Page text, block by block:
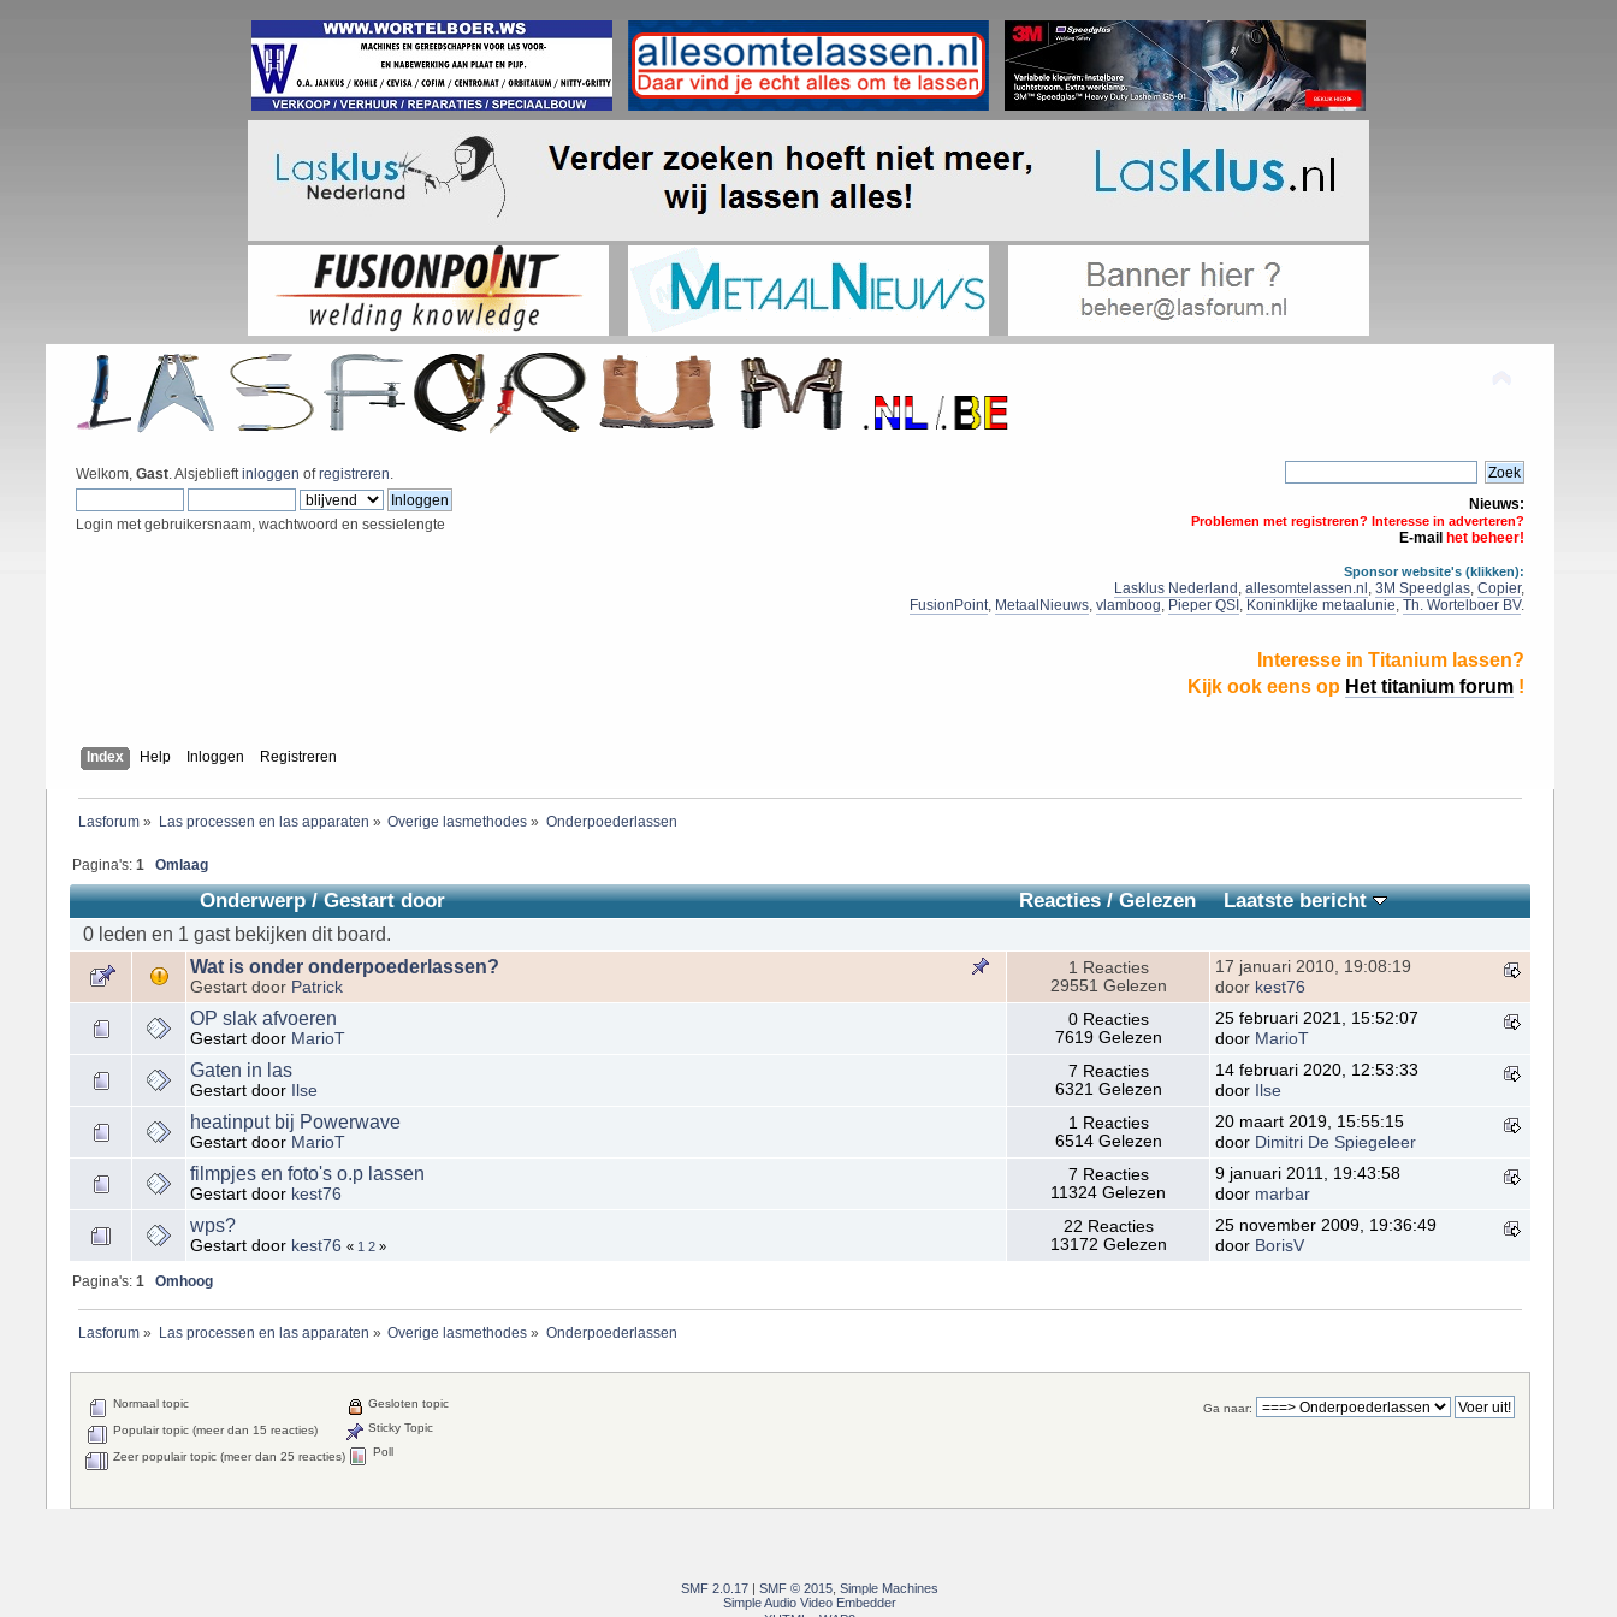
Welkom, Gast. Alsjeblieftinloggen ofregistreren.
Login met gebruikersnaam, wachtwoord en sessielengte
Nieuws:
Problemen met registreren? Interesse in adverteren?
E-mail het beheer!
Sponsor website's (klikken):
Lasklus Nederland , allesomtelassen.nl , 3M Speedglas, Copier,
FusionPoint, MetaalNieuws, vlamboog, Pieper QSI , Koninklijke metaalunie, Th. Wortelboer BV.
Interesse in Titanium lassen?
Kijk ook eens op Het titanium forum !
Index Help Inloggen Registreren
Lasforum» Las processen en las apparaten » Overige lasmethodes » Onderpoederlassen
Pagina's:1 Omlaag
Onderwerp/Gestart door Reacties/Gelezen Laatste bericht
0 leden en 1 gast bekijken dit board.
Wat is onder onderpoederlassen?
Gestart door Patrick
1 Reacties
29551 Gelezen
17 januari 2010, 19:08:19
door kest76
OP slak afvoeren
Gestart door MarioT
0 Reacties
7619 Gelezen
25 februari 2021, 15:52:07
door MarioT
Gaten in las
Gestart door Ilse
7 Reacties
6321 Gelezen
14 februari 2020, 12:53:33
door Ilse
heatinput bij Powerwave
Gestart door MarioT
1 Reacties
6514 Gelezen
20 maart 2019, 15:55:15
door Dimitri De Spiegeleer
filmpjes en foto's o.p lassen
Gestart door kest76
7 Reacties
11324 Gelezen
9 januari 2011, 19:43:58
door marbar
wps?
Gestart door kest76 « 1 2 »
22 Reacties
13172 Gelezen
25 november 2009, 19:36:49
door BorisV
Pagina's:1 Omhoog
Lasforum» Las processen en las apparaten » Overige lasmethodes » Onderpoederlassen
Ga naar:
Normaal topic
Populair topic (meer dan 15 reacties)
Zeer populair topic (meer dan 25 reacties)
Gesloten topic
Sticky Topic
Poll
SMF 2.0.17| SMF © 2015, Simple Machines
Simple Audio Video Embedder